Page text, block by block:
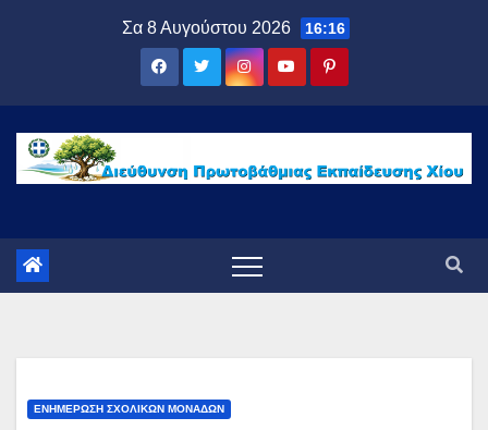
Σα 8 Αυγούστου 2026 16:16
ΕΝΗΜΕΡΩΣΗ ΣΧΟΛΙΚΩΝ ΜΟΝΑΔΩΝ